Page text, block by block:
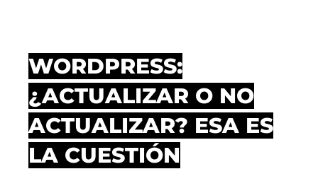
WORDPRESS:
¿ACTUALIZAR O NO
ACTUALIZAR? ESA ES
LA CUESTIÓN